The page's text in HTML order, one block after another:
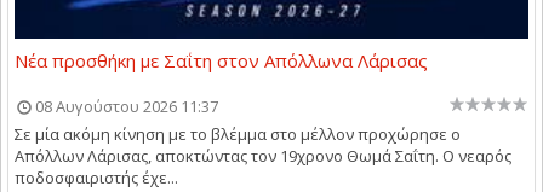
Νέα προσθήκη με Σαΐτη στον Απόλλωνα Λάρισας
08 Αυγούστου 2026 11:37
Σε μία ακόμη κίνηση με το βλέμμα στο μέλλον προχώρησε ο
Απόλλων Λάρισας, αποκτώντας τον 19χρονο Θωμά Σαΐτη. Ο νεαρός
ποδοσφαιριστής έχε...